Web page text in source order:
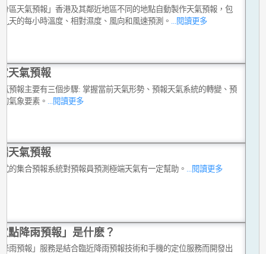
區天氣預報」香港及其鄰近地區不同的地點自動製作天氣預報，包
天的每小時溫度、相對濕度、風向和風速預測。 ...閱讀更多
天氣預報
預報主要有三個步驟: 掌握當前天氣形勢、預報天氣系統的轉變、預
氣象要素。
...閱讀更多
天氣預報
的集合預報系統對預報員預測極端天氣有一定幫助。 ...閱讀更多
點降雨預報」是什麽？
雨預報」服務是結合臨近降雨預報技術和手機的定位服務而開發出